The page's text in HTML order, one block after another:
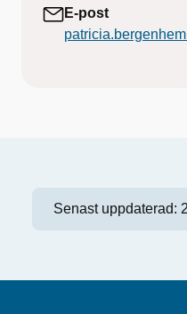
E-post
Senast uppdaterad: